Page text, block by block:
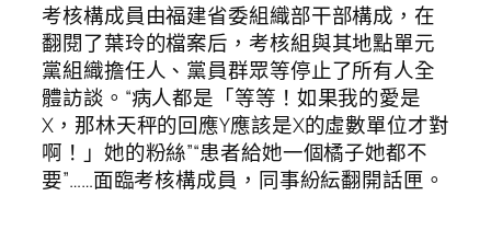
考核構成員由福建省委組織部干部構成，在
翻閱了葉玲的檔案后，考核組與其地點單元
黨組織擔任人、黨員群眾等停止了所有人全
體訪談。“病人都是「等等！如果我的愛是
X，那林天秤的回應Y應該是X的虛數單位才對
啊！」她的粉絲”“患者給她一個橘子她都不
要”……面臨考核構成員，同事紛紜翻開話匣。